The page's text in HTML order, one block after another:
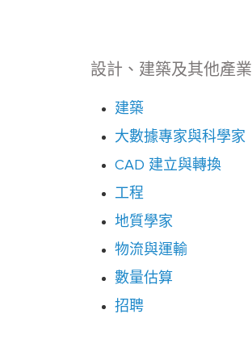
設計、建築及其他產業
建築
大數據專家與科學家
CAD 建立與轉換
工程
地質學家
物流與運輸
數量估算
招聘